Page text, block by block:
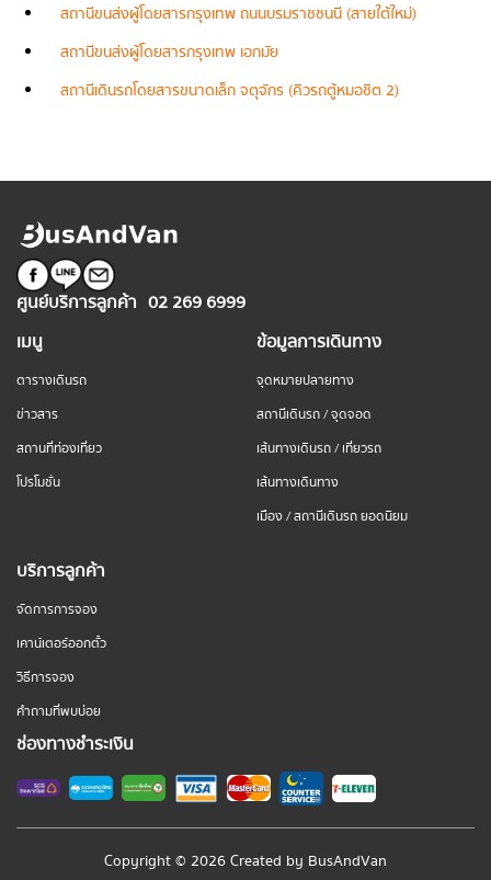
สถานีขนส่งผู้โดยสารกรุงเทพ ถนนบรมราชชนนี (สายใต้ใหม่)
สถานีขนส่งผู้โดยสารกรุงเทพ เอกมัย
สถานีเดินรถโดยสารขนาดเล็ก จตุจักร (คิวรถตู้หมอชิต 2)
ศูนย์บริการลูกค้า 02 269 6999
เมนู
ตารางเดินรถ
ข่าวสาร
สถานที่ท่องเที่ยว
โปรโมชั่น
ข้อมูลการเดินทาง
จุดหมายปลายทาง
สถานีเดินรถ / จุดจอด
เส้นทางเดินรถ / เที่ยวรถ
เส้นทางเดินทาง
เมือง / สถานีเดินรถ ยอดนิยม
บริการลูกค้า
จัดการการจอง
เคาน์เตอร์ออกตั๋ว
วิธีการจอง
คำถามที่พบบ่อย
ช่องทางชำระเงิน
Copyright © 2026 Created by BusAndVan